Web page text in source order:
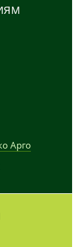
Арго